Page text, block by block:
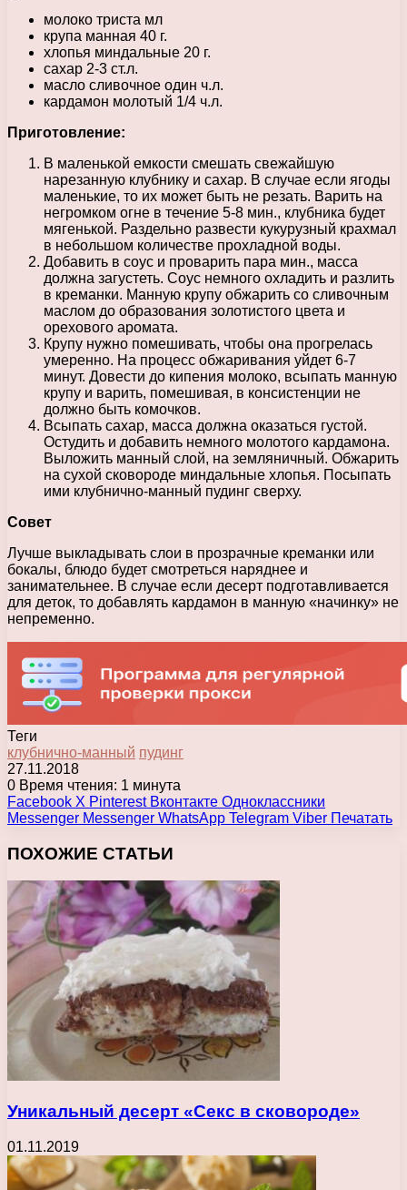
молоко триста мл
крупа манная 40 г.
хлопья миндальные 20 г.
сахар 2-3 ст.л.
масло сливочное один ч.л.
кардамон молотый 1/4 ч.л.
Приготовление:
В маленькой емкости смешать свежайшую
нарезанную клубнику и сахар. В случае если ягоды
маленькие, то их может быть не резать. Варить на
негромком огне в течение 5-8 мин., клубника будет
мягенькой. Раздельно развести кукурузный крахмал
в небольшом количестве прохладной воды.
Добавить в соус и проварить пара мин., масса
должна загустеть. Соус немного охладить и разлить
в креманки. Манную крупу обжарить со сливочным
маслом до образования золотистого цвета и
орехового аромата.
Крупу нужно помешивать, чтобы она прогрелась
умеренно. На процесс обжаривания уйдет 6-7
минут. Довести до кипения молоко, всыпать манную
крупу и варить, помешивая, в консистенции не
должно быть комочков.
Всыпать сахар, масса должна оказаться густой.
Остудить и добавить немного молотого кардамона.
Выложить манный слой, на земляничный. Обжарить
на сухой сковороде миндальные хлопья. Посыпать
ими клубнично-манный пудинг сверху.
Совет
Лучше выкладывать слои в прозрачные креманки или
бокалы, блюдо будет смотреться наряднее и
занимательнее. В случае если десерт подготавливается
для деток, то добавлять кардамон в манную «начинку» не
непременно.
Теги
клубнично-манный пудинг
27.11.2018
0 Время чтения: 1 минута
Facebook X Pinterest Вконтакте Одноклассники
Messenger Messenger WhatsApp Telegram Viber Печатать
ПОХОЖИЕ СТАТЬИ
Уникальный десерт «Секс в сковороде»
01.11.2019